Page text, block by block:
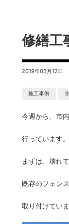
修繕工
2019年03月12日
施工事例
今週から、市
行っています。
まずは、壊れ
既存のフェン
取り付けていま